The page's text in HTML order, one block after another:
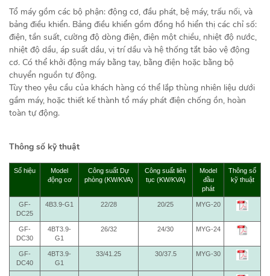
Tổ máy gồm các bộ phận: động cơ, đầu phát, bệ máy, trấu nối, và
bảng điều khiển. Bảng điều khiển gồm đồng hồ hiển thị các chỉ số:
điện, tần suất, cường độ dòng điện, điện một chiều, nhiệt độ nước,
nhiệt độ dầu, áp suất dầu, vị trí dầu và hệ thống tắt bảo vệ động
cơ. Có thể khởi động máy bằng tay, bằng điện hoặc bằng bộ
chuyển nguồn tự động.
Tùy theo yêu cầu của khách hàng có thể lắp thùng nhiên liệu dưới
gầm máy, hoặc thiết kế thành tổ máy phát điện chống ồn, hoàn
toàn tự động.
Thông số kỹ thuật
Số hiệu
Model
động cơ
Công suất Dự
phòng (KW/KVA)
Công suất liên
tục (KW/KVA)
Model
đầu
phát
Thông số
kỹ thuật
GF-
DC25
4B3.9-G1 22/28 20/25 MYG-20
GF-
DC30
4BT3.9-
G1
26/32 24/30 MYG-24
GF-
DC40
4BT3.9-
G1
33/41.25 30/37.5 MYG-30